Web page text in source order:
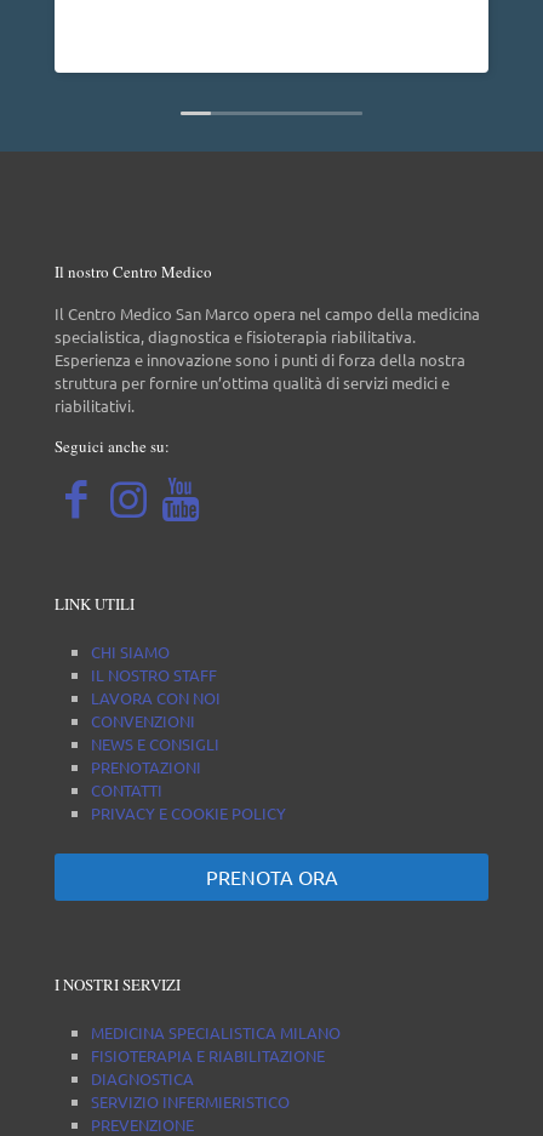
Il nostro Centro Medico
Il Centro Medico San Marco opera nel campo della medicina
specialistica, diagnostica e fisioterapia riabilitativa.
Esperienza e innovazione sono i punti di forza della nostra
struttura per fornire un’ottima qualità di servizi medici e
riabilitativi.
Seguici anche su:
LINK UTILI
CHI SIAMO
IL NOSTRO STAFF
LAVORA CON NOI
CONVENZIONI
NEWS E CONSIGLI
PRENOTAZIONI
CONTATTI
PRIVACY E COOKIE POLICY
PRENOTA ORA
I NOSTRI SERVIZI
MEDICINA SPECIALISTICA MILANO
FISIOTERAPIA E RIABILITAZIONE
DIAGNOSTICA
SERVIZIO INFERMIERISTICO
PREVENZIONE